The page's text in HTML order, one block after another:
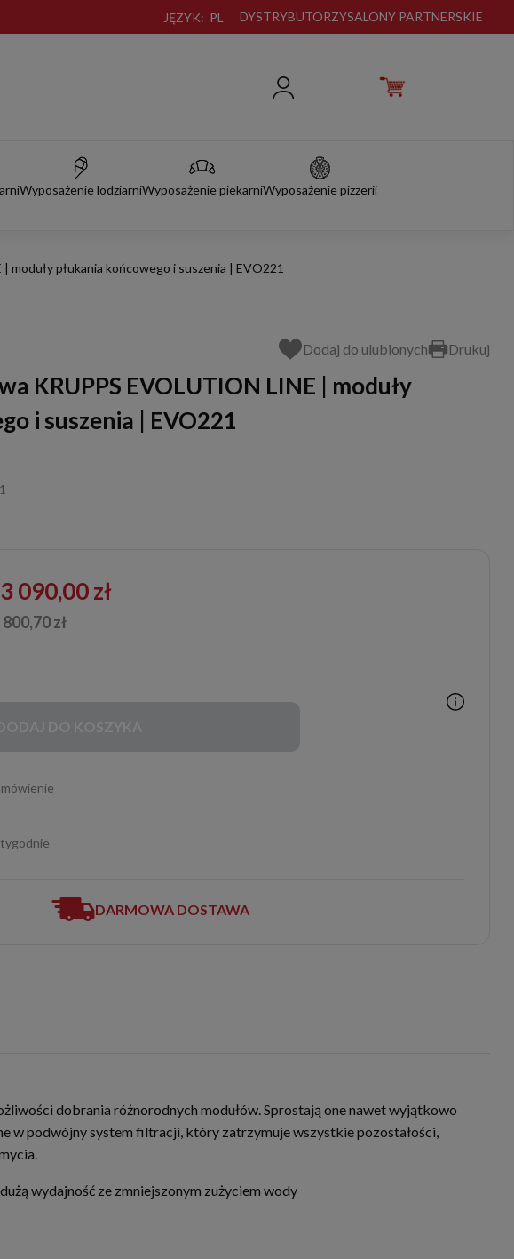
JĘZYK: PL DYSTRYBUTORZYSALONY PARTNERSKIE
Wyposażenie lodziarniWyposażenie piekarniWyposażenie pizzerii
płukania końcowego i suszenia | EVO221
Dodaj do ulubionych Drukuj
KRUPPS EVOLUTION LINE | moduły
i suszenia | EVO221
090,00 zł
zł
DARMOWA DOSTAWA
dobrania różnorodnych modułów. Sprostają one nawet wyjątkowo
w podwójny system filtracji, który zatrzymuje wszystkie pozostałości,
wydajność ze zmniejszonym zużyciem wody